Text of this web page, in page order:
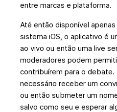
entre marcas e plataforma.
Até então disponível
sistema iOS, o aplicativo é
ao vivo ou então uma live
moderadores podem
contribuírem para o debate.
necessário receber um
ou então submeter um
salvo como seu e esperar